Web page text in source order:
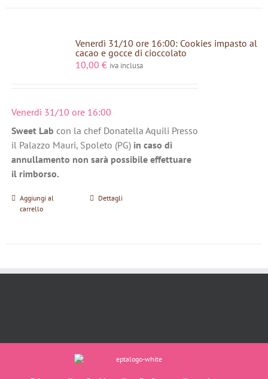
Venerdì 31/10 ore 16:00: Cookies impasto al
cacao e gocce di cioccolato
10,00 € iva inclusa
Venerdì 31/10 ore 16:00
Sweet Lab con la chef Donatella Aquili Presso
il Palazzo Mauri, Spoleto (PG) in caso di
annullamento non sarà possibile effettuare
il rimborso.
Aggiungi al
carrello
Dettagli